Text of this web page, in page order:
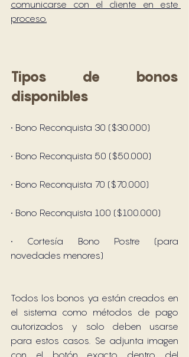
comunicarse con el cliente en este
proceso.
Tipos de bonos
disponibles
• Bono Reconquista 30 ($30.000)
• Bono Reconquista 50 ($50.000)
• Bono Reconquista 70 ($70.000)
• Bono Reconquista 100 ($100.000)
• Cortesía Bono Postre (para
novedades menores)
Todos los bonos ya están creados en
el sistema como métodos de pago
autorizados y solo deben usarse
para estos casos. Se adjunta imagen